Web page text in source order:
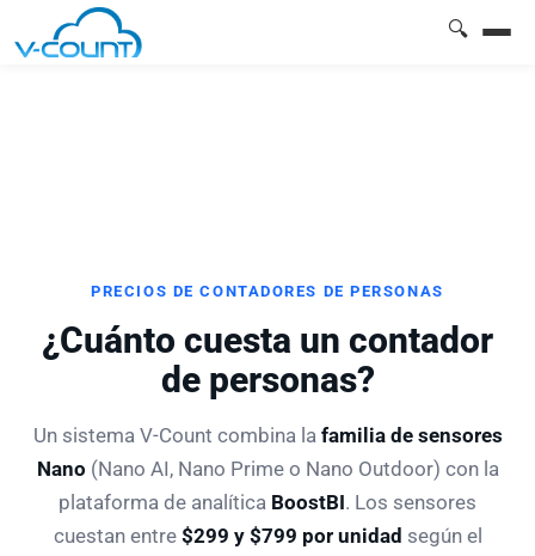
🔍
PRECIOS DE CONTADORES DE PERSONAS
¿Cuánto cuesta un contador
de personas?
Un sistema V-Count combina la familia de sensores
Nano (Nano AI, Nano Prime o Nano Outdoor) con la
plataforma de analítica BoostBI. Los sensores
cuestan entre $299 y $799 por unidad según el